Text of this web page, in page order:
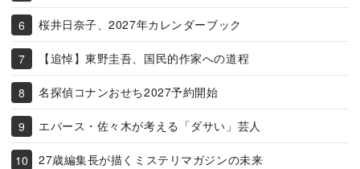
桜井日奈子、2027年カレンダーブック
【追悼】東野圭吾、国民的作家への道程
名探偵コナンおせち2027予約開始
エバース・佐々木が考える「ダサい」芸人
27歳編集長が描くミステリマガジンの未来